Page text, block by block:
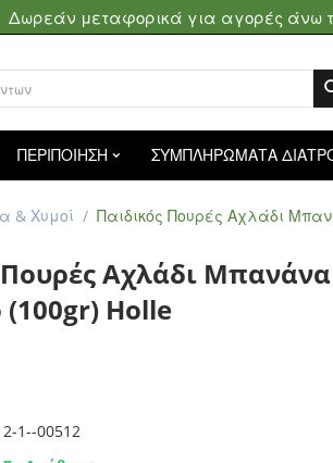
Δωρεάν μεταφορικά για αγορές άνω
ΠΕΡΙΠΟΙΗΣΗ ΣΥΜΠΛΗΡΩΜΑΤΑ
& Χυμοί / Παιδικός Πουρές Αχλάδι
Πουρές Αχλάδι
(100gr) Holle
2-1--00512